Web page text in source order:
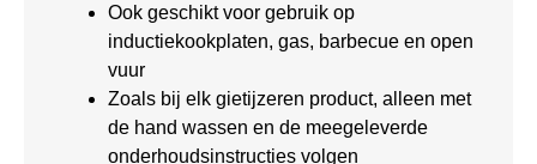
Ook geschikt voor gebruik op
inductiekookplaten, gas, barbecue en open
vuur
Zoals bij elk gietijzeren product, alleen met
de hand wassen en de meegeleverde
onderhoudsinstructies volgen